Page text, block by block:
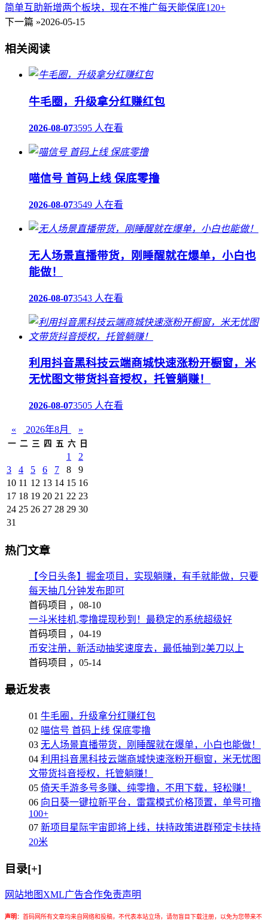
简单互助新增两个板块，现在不推广每天能保底120+
下一篇 »2026-05-15
相关阅读
牛毛圈，升级拿分红赚红包
2026-08-073595 人在看
喵信号 首码上线 保底零撸
2026-08-073549 人在看
无人场景直播带货，刚睡醒就在爆单，小白也
能做！
2026-08-073543 人在看
利用抖音黑科技云端商城快速涨粉开橱窗，米
无忧图文带货抖音授权，托管躺赚！
2026-08-073505 人在看
« 2026年8月 »
一 二 三 四 五 六 日
1
2
3
4 5 6 7 8
9
10 11 12 13 14 15 16
17 18 19 20 21 22 23
24 25 26 27 28 29 30
31
热门文章
【今日头条】掘金项目，实现躺赚，有手就能做，只要
每天抽几分钟发布即可
首码项目 ， 08-10
一斗米挂机,零撸提现秒到！最稳定的系统超级好
首码项目 ， 04-19
币安注册，新活动抽奖速度去，最低抽到2美刀以上
首码项目 ， 05-14
最近发表
01 牛毛圈，升级拿分红赚红包
02 喵信号 首码上线 保底零撸
03 无人场景直播带货，刚睡醒就在爆单，小白也能做！
04 利用抖音黑科技云端商城快速涨粉开橱窗，米无忧图
文带货抖音授权，托管躺赚！
05 倚天手游多号多赚、纯零撸，不用下载，轻松赚！
06 向日葵一键拉新平台，雷霆模式价格顶置，单号可撸
100+
07 新项目星际宇宙即将上线，扶持政策进群预定卡扶持
20米
目录[+]
网站地图 XML广告合作免责声明
声明： 首码网所有文章均来自网络和投稿，不代表本站立场，请勿盲目下载注册，以免为您带来不